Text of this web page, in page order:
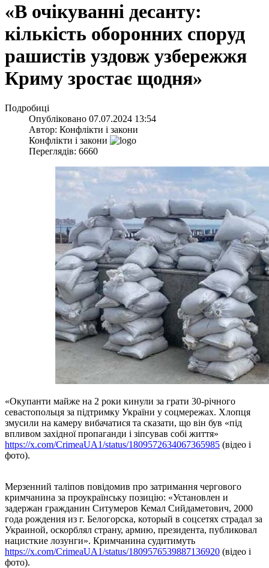
​«В очікуванні десанту:
кількість оборонних споруд
рашистів уздовж узбережжя
Криму зростає щодня»
Подробиці
Опубліковано 07.07.2024 13:54
Автор: Конфлікти і закони
Конфлікти і закони
Переглядів: 6660
«Окупанти майже на 2 роки кинули за грати 30-річного
севастопольця за підтримку України у соцмережах. Хлопця
змусили на камеру вибачатися та сказати, що він був «під
впливом західної пропаганди і зіпсував собі життя»
https://x.com/CrimeaUA1/status/1809572634067365985 (відео і
фото).
Мерзенний таліпов повідомив про затримання чергового
кримчанина за проукраїнську позицію: «Установлен и
задержан гражданин Ситумеров Кемал Сийдаметович, 2000
года рождения из г. Белогорска, который в соцсетях страдал за
Украиной, оскорблял страну, армию, президента, публиковал
нацисткие лозунги». Кримчанина судитимуть
https://x.com/CrimeaUA1/status/1809576539887136920 (відео і
фото).